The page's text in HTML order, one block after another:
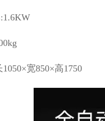
宽850×高1750